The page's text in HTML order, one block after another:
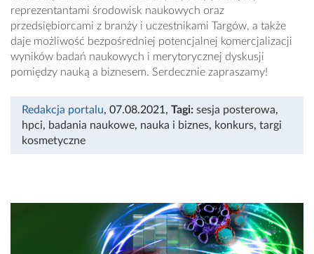
reprezentantami środowisk naukowych oraz
przedsiębiorcami z branży i uczestnikami Targów, a także
daje możliwość bezpośredniej potencjalnej komercjalizacji
wyników badań naukowych i merytorycznej dyskusji
pomiędzy nauką a biznesem. Serdecznie zapraszamy!
Redakcja portalu, 07.08.2021, Tagi: sesja posterowa,
hpci, badania naukowe, nauka i biznes, konkurs, targi
kosmetyczne